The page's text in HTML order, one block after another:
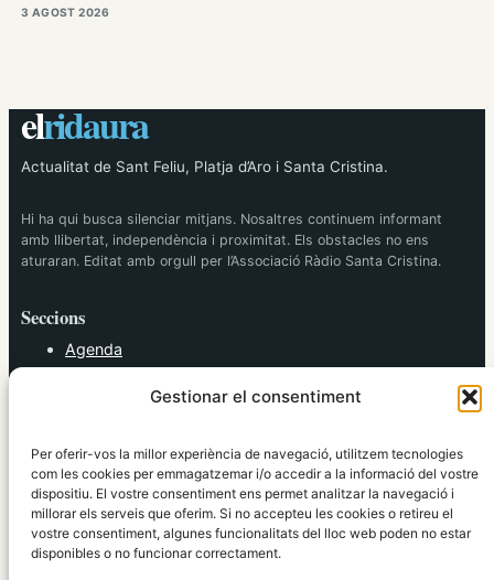
Gestionar el consentiment
Per oferir-vos la millor experiència de navegació, utilitzem tecnologies
com les cookies per emmagatzemar i/o accedir a la informació del vostre
dispositiu. El vostre consentiment ens permet analitzar la navegació i
millorar els serveis que oferim. Si no accepteu les cookies o retireu el
vostre consentiment, algunes funcionalitats del lloc web poden no estar
disponibles o no funcionar correctament.
3 AGOST 2026
elridaura
Actualitat de Sant Feliu, Platja d’Aro i Santa Cristina.
Hi ha qui busca silenciar mitjans. Nosaltres continuem informant
amb llibertat, independència i proximitat. Els obstacles no ens
aturaran. Editat amb orgull per l’Associació Ràdio Santa Cristina.
Seccions
Agenda
Cultura
Política
Societat
Tendències
elRidaura.com